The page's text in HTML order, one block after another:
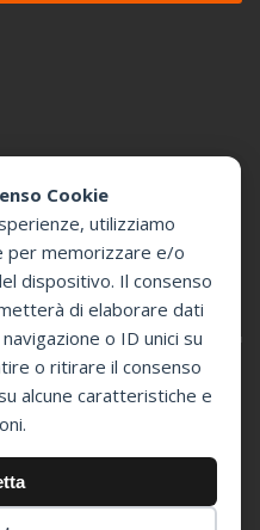
Cookie
utilizziamo
per memorizzare e/o
dispositivo. Il consenso
di elaborare dati
o ID unici su
o ritirare il consenso
alcune caratteristiche e
(MI)
Defibrillatori -
(MI) - P.Iva 07394350966 -